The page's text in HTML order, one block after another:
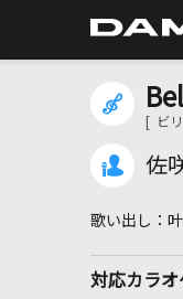
[ ビ
佐
対応カラオ